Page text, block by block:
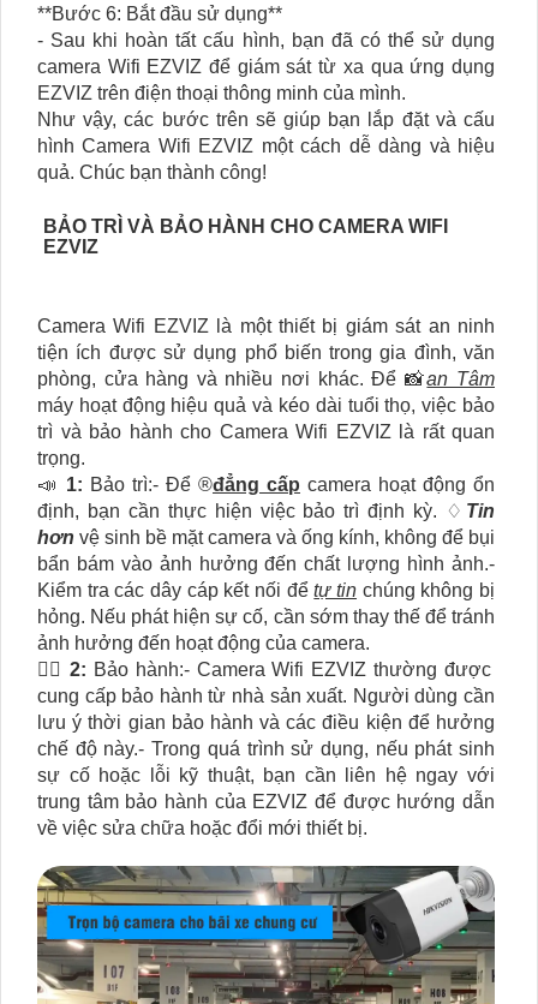
**Bước 6: Bắt đầu sử dụng**
- Sau khi hoàn tất cấu hình, bạn đã có thể sử dụng
camera Wifi EZVIZ để giám sát từ xa qua ứng dụng
EZVIZ trên điện thoại thông minh của mình.
Như vậy, các bước trên sẽ giúp bạn lắp đặt và cấu
hình Camera Wifi EZVIZ một cách dễ dàng và hiệu
quả. Chúc bạn thành công!
BẢO TRÌ VÀ BẢO HÀNH CHO CAMERA WIFI
EZVIZ
Camera Wifi EZVIZ là một thiết bị giám sát an ninh
tiện ích được sử dụng phổ biến trong gia đình, văn
phòng, cửa hàng và nhiều nơi khác. Để 📸an Tâm
máy hoạt động hiệu quả và kéo dài tuổi thọ, việc bảo
trì và bảo hành cho Camera Wifi EZVIZ là rất quan
trọng.
📣 1: Bảo trì:- Để ®️đẳng cấp camera hoạt động ổn
định, bạn cần thực hiện việc bảo trì định kỳ. ♢ Tin
hơn vệ sinh bề mặt camera và ống kính, không để bụi
bẩn bám vào ảnh hưởng đến chất lượng hình ảnh.-
Kiểm tra các dây cáp kết nối đểtự tin chúng không bị
hỏng. Nếu phát hiện sự cố, cần sớm thay thế để tránh
ảnh hưởng đến hoạt động của camera.
🙆‍♀️2: Bảo hành:- Camera Wifi EZVIZ thường được
cung cấp bảo hành từ nhà sản xuất. Người dùng cần
lưu ý thời gian bảo hành và các điều kiện để hưởng
chế độ này.- Trong quá trình sử dụng, nếu phát sinh
sự cố hoặc lỗi kỹ thuật, bạn cần liên hệ ngay với
trung tâm bảo hành của EZVIZ để được hướng dẫn
về việc sửa chữa hoặc đổi mới thiết bị.